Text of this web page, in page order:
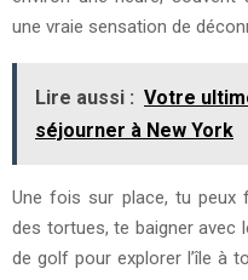
une vraie sensation de
Lire aussi : Votre
séjourner à New York
Une fois sur place, tu peux
des tortues, te baigner avec
de golf pour explorer l’île à